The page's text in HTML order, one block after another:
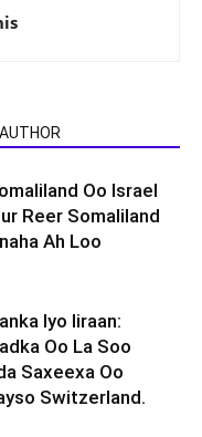
Oo Israel
Reer Somaliland
Ah Loo
Iyo Iiraan:
Oo La Soo
Saxeexa Oo
Switzerland.